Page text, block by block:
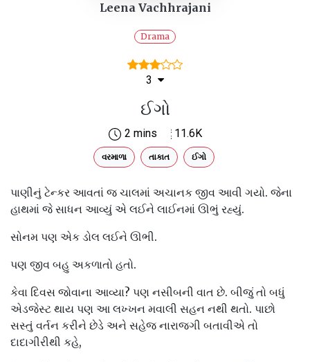
Leena Vachhrajani
Drama
3
ઈગો
2 mins 11.6K
વરમાળા તાકાત ઈગો
પાણીનું ટેન્કર આવતાં જ ચાલમાં અચાનક જીવ આવી ગયો. જેના
હાથમાં જે સાધન આવ્યું એ લઈને લાઈનમાં ઊભું રહ્યું.
સોનમ પણ એક ડોલ લઈને ઊભી.
પણ જીવ બહુ અકળાતો હતો.
કેવા દિવસ જોવાના આવ્યા? પણ નસીબની વાત છે. બીજું તો બધું
એડજેસ્ટ થાય પણ આ લખ્ખન મવાલી સહન નથી થતો. પાછો
સસ્તું વર્તન કરીને છેડે અને સહેજ નારાજગી બતાવીએ તો
દાદાગીરીથી કહે,